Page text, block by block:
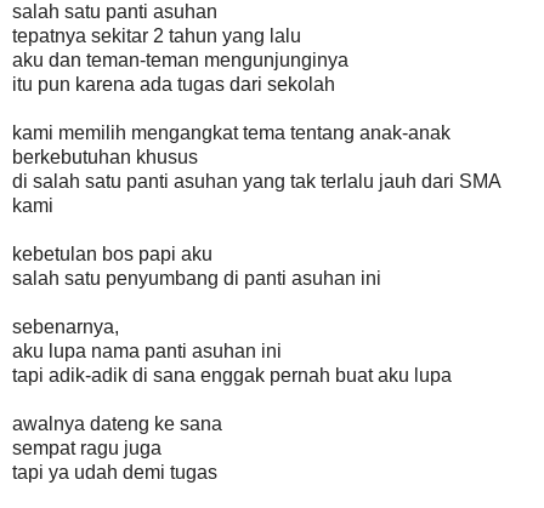
salah satu panti asuhan
tepatnya sekitar 2 tahun yang lalu
aku dan teman-teman mengunjunginya
itu pun karena ada tugas dari sekolah
kami memilih mengangkat tema tentang anak-anak
berkebutuhan khusus
di salah satu panti asuhan yang tak terlalu jauh dari SMA
kami
kebetulan bos papi aku
salah satu penyumbang di panti asuhan ini
sebenarnya,
aku lupa nama panti asuhan ini
tapi adik-adik di sana enggak pernah buat aku lupa
awalnya dateng ke sana
sempat ragu juga
tapi ya udah demi tugas